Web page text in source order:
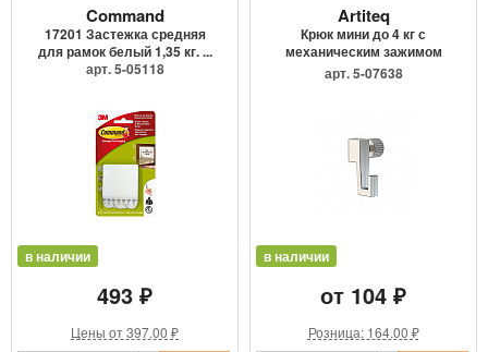
Command
17201 Застежка средняя
для рамок белый 1,35 кг. ...
арт. 5-05118
в наличии
493 ₽
Цены от 397.00 ₽
Artiteq
Крюк мини до 4 кг с
механическим зажимом
9.4205
арт. 5-07638
в наличии
от 104 ₽
Розница: 164.00 ₽